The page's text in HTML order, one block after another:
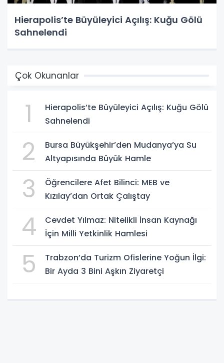
Hierapolis’te Büyüleyici Açılış: Kuğu Gölü
Sahnelendi
Çok Okunanlar
1
Hierapolis’te Büyüleyici Açılış: Kuğu Gölü
Sahnelendi
2
Bursa Büyükşehir’den Mudanya’ya Su
Altyapısında Büyük Hamle
3
Öğrencilere Afet Bilinci: MEB ve
Kızılay’dan Ortak Çalıştay
4
Cevdet Yılmaz: Nitelikli İnsan Kaynağı
İçin Milli Yetkinlik Hamlesi
5
Trabzon’da Turizm Ofislerine Yoğun İlgi:
Bir Ayda 3 Bini Aşkın Ziyaretçi